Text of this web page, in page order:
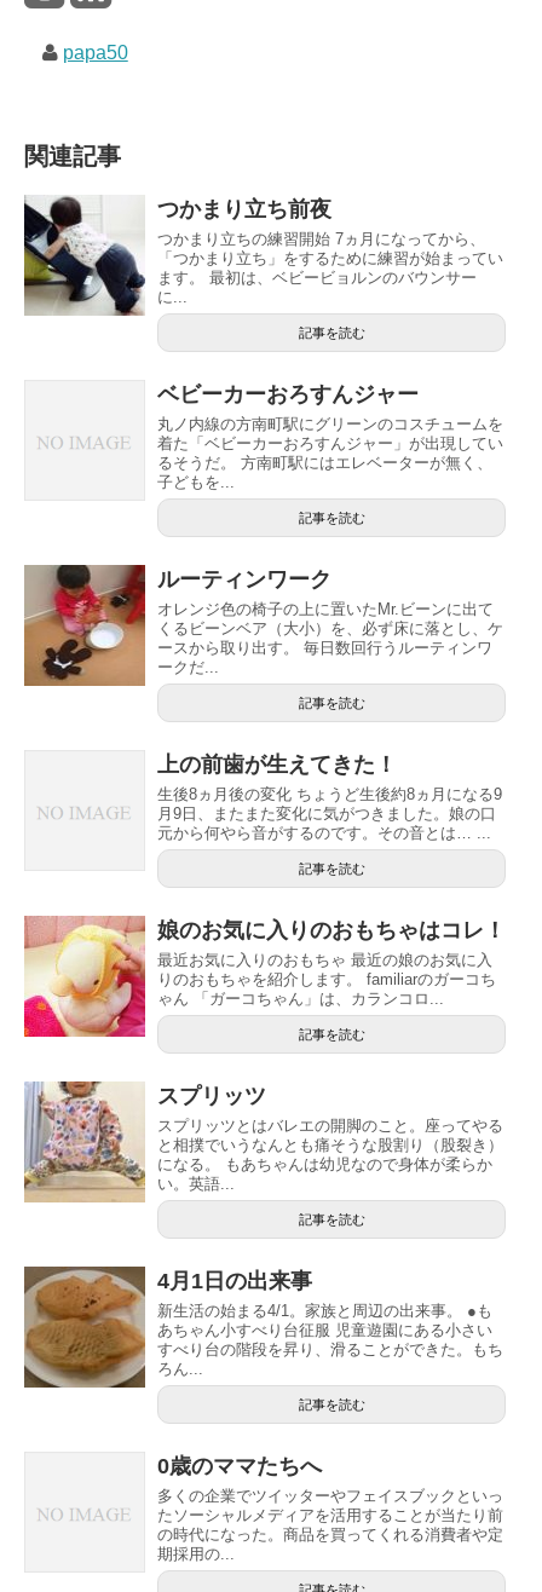
papa50
関連記事
つかまり立ち前夜
つかまり立ちの練習開始 7ヵ月になってから、
「つかまり立ち」をするために練習が始まってい
ます。 最初は、ベビービョルンのバウンサー
に...
記事を読む
ベビーカーおろすんジャー
丸ノ内線の方南町駅にグリーンのコスチュームを
着た「ベビーカーおろすんジャー」が出現してい
るそうだ。 方南町駅にはエレベーターが無く、
子どもを...
記事を読む
ルーティンワーク
オレンジ色の椅子の上に置いたMr.ビーンに出て
くるビーンベア（大小）を、必ず床に落とし、ケ
ースから取り出す。 毎日数回行うルーティンワ
ークだ...
記事を読む
上の前歯が生えてきた！
生後8ヵ月後の変化 ちょうど生後約8ヵ月になる9
月9日、またまた変化に気がつきました。娘の口
元から何やら音がするのです。その音とは… ...
記事を読む
娘のお気に入りのおもちゃはコレ！
最近お気に入りのおもちゃ 最近の娘のお気に入
りのおもちゃを紹介します。 familiarのガーコち
ゃん 「ガーコちゃん」は、カランコロ...
記事を読む
スプリッツ
スプリッツとはバレエの開脚のこと。座ってやる
と相撲でいうなんとも痛そうな股割り（股裂き）
になる。 もあちゃんは幼児なので身体が柔らか
い。英語...
記事を読む
4月1日の出来事
新生活の始まる4/1。家族と周辺の出来事。 ●も
あちゃん小すべり台征服 児童遊園にある小さい
すべり台の階段を昇り、滑ることができた。もち
ろん...
記事を読む
0歳のママたちへ
多くの企業でツイッターやフェイスブックといっ
たソーシャルメディアを活用することが当たり前
の時代になった。商品を買ってくれる消費者や定
期採用の...